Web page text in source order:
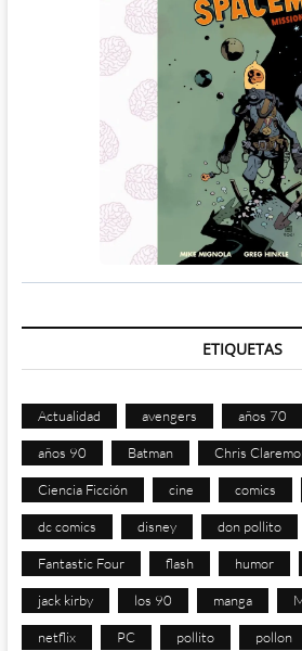
ETIQUETAS
Actualidad avengers años 70
años 90 Batman Chris
Ciencia Ficción cine comics
dc comics disney don pollito
Fantastic Four flash humor
jack kirby los 90 manga
netflix PC pollito pollon